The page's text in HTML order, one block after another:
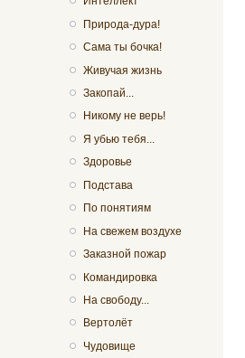
Природа-дура!
Сама ты бочка!
Живучая жизнь
Закопай...
Никому не верь!
Я убью тебя...
Здоровье
Подстава
По понятиям
На свежем воздухе
Заказной пожар
Командировка
На свободу...
Вертолёт
Чудовище